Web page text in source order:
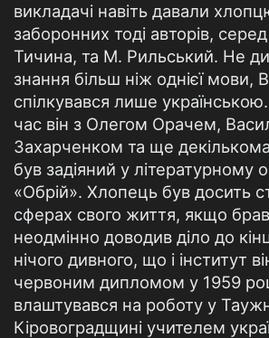
викладачі навіть давали
заборонних тоді авторів,
Тичина, та М. Рильський. Не
знання більш ніж однієї мови,
спілкувався лише
час він з Олегом Орачем,
Захарченком та ще
був задіяний у літературному
«Обрій». Хлопець був досить
сферах свого життя, якщо
неодмінно доводив діло до
нічого дивного, що і інститут
червоним дипломом у 1959
влаштувався на роботу у
Кіровоградщині учителем